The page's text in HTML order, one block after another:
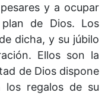
y a ocupar
de Dios. Los
dicha, y su júbilo
Ellos son la
de Dios dispone
los regalos de su